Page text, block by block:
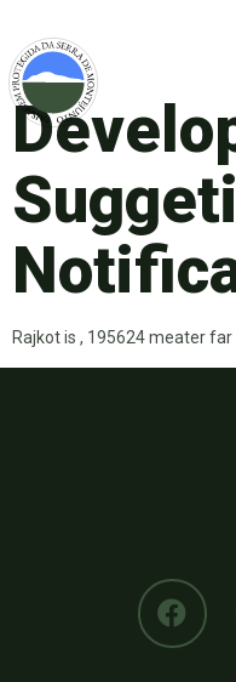
Rajkot is , 195624 meater